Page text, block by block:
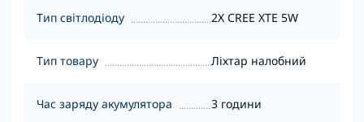
Тип світлодіоду 2Х CREE XTE 5W
Тип товару Ліхтар налобний
Час заряду акумулятора 3 години